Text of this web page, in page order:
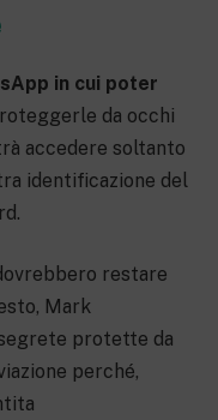
in cui poter
da occhi
accedere soltanto
identificazione del
restare
Mark
protette da
perché,